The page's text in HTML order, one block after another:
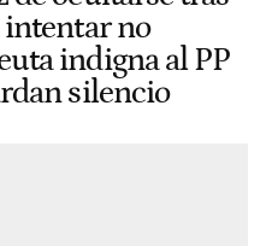
no
indigna al PP
silencio